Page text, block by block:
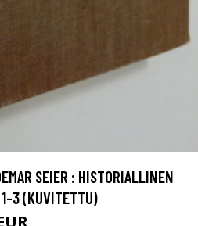
SEIER : HISTORIALLINEN
1-3 (KUVITETTU)